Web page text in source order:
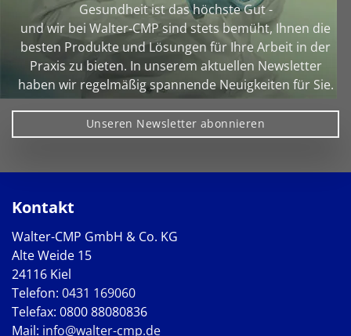
Gesundheit ist das höchste Gut -
und wir bei Walter‑CMP sind stets bemüht, Ihnen die
besten Produkte und Lösungen für Ihre Arbeit in der
Praxis zu bieten. In unserem aktuellen Newsletter
haben wir regelmäßig spannende Neuigkeiten für Sie.
Unseren Newsletter abonnieren
Kontakt
Walter-CMP GmbH & Co. KG
Alte Weide 15
24116 Kiel
Telefon: 0431 169060
Telefax: 0800 88080836
Mail: info@walter-cmp.de